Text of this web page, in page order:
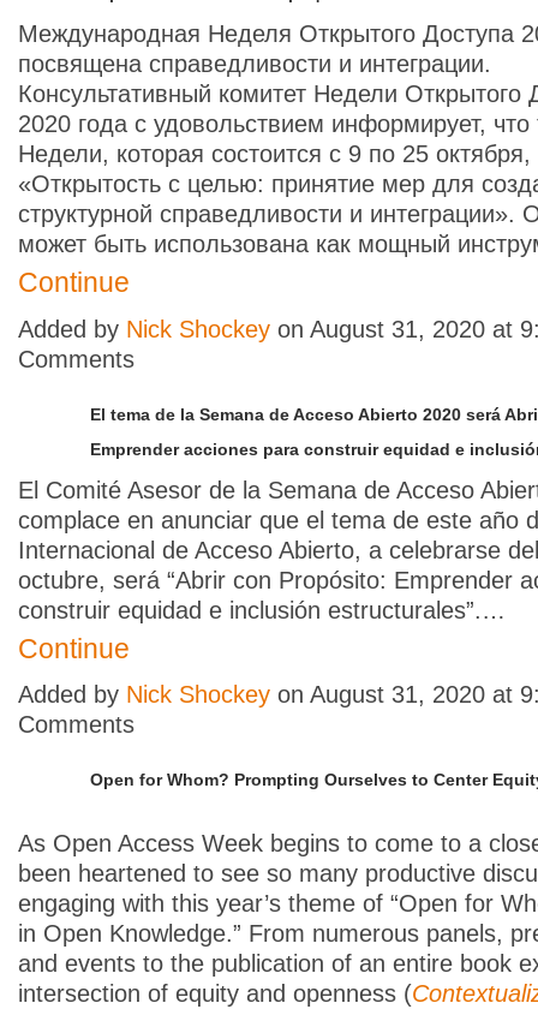
Международная Неделя Открытого Доступа
посвящена справедливости и интеграции.
Консультативный комитет Недели Открытого
2020 года с удовольствием информирует, что
Недели, которая состоится с 9 по 25
«Открытость с целью: принятие мер для
структурной справедливости и интеграции».
может быть использована как мощный
Continue
Added by Nick Shockey on August 31, 2020 at
Comments
El tema de la Semana de Acceso Abierto 2020 será
Emprender acciones para construir equidad e
El Comité Asesor de la Semana de Acceso
complace en anunciar que el tema de este año
Internacional de Acceso Abierto, a celebrarse
octubre, será “Abrir con Propósito: Emprender
construir equidad e inclusión estructurales”.…
Continue
Added by Nick Shockey on August 31, 2020 at
Comments
Open for Whom? Prompting Ourselves to Center
As Open Access Week begins to come to a
been heartened to see so many productive
engaging with this year’s theme of “Open for
in Open Knowledge.” From numerous panels,
and events to the publication of an entire book
intersection of equity and openness (